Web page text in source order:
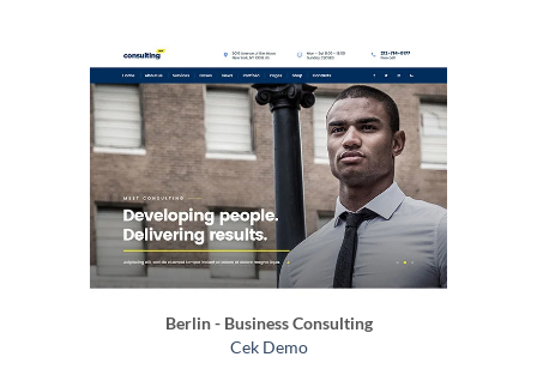
Berlin - Business Consulting
Cek Demo